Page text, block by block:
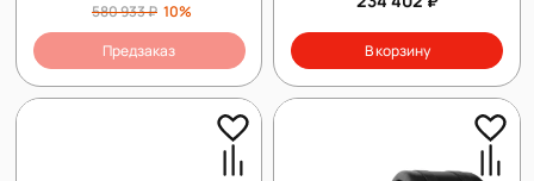
580 933 ₽ 10%
Предзаказ
В корзину